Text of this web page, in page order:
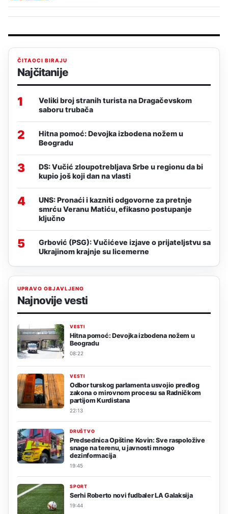
ČITAOCI BIRAJU
Najčitanije
1
Veliki broj stranih turista na Dragačevskom
saboru trubača
2
Hitna pomoć: Devojka izbodena nožem u
Beogradu
3
DS: Vučić zloupotrebljava Srbe u regionu da bi
kupio još koji dan na vlasti
4
UNS: Pronaći i kazniti odgovorne za pretnje
smrću Veranu Matiću, efikasno postupanje
ključno
5
Grbović (PSG): Vučićeve izjave o prijateljstvu sa
Ukrajinom krajnje su licemerne
UPRAVO OBJAVLJENO
Najnovije vesti
VESTI
Hitna pomoć: Devojka izbodena nožem u
Beogradu
08:22
VESTI
Odbor turskog parlamenta usvojio predlog
zakona o mirovnom procesu sa Radničkom
partijom Kurdistana
22:13
DRUŠTVO
Predsednica Opštine Kovin: Sve raspoložive
snage na terenu, u javnosti mnogo
dezinformacija
19:45
SPORT
Serhi Roberto novi fudbaler LA Galaksija
19:44